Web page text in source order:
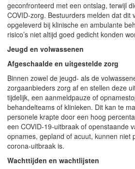
geconfronteerd met een ontslag, terwijl
COVID-zorg. Bestuurders melden dat dit
opgeleverd bij klinische en ambulante
risico’s niet altijd goed gedicht konden
Jeugd en volwassenen
Afgeschaalde en uitgestelde zorg
Binnen zowel de jeugd- als de
zorgaanbieders zorg af en stellen deze
tijdelijk, een aanmeldpauze of
behandelteams of klinieken. Dit kan te
personele krapte door een hoog
een COVID-19-uitbraak of openstaande
opnames, gepland of acuut, kunnen niet
corona-uitbraak is.
Wachttijden en wachtlijsten